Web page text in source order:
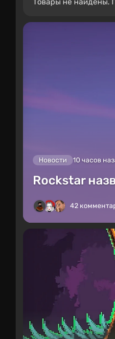
Товары не найдены.
Новости 10 часов
Rockstar
42